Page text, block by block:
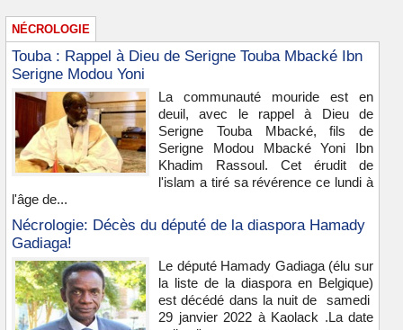
NÉCROLOGIE
Touba : Rappel à Dieu de Serigne Touba Mbacké Ibn
Serigne Modou Yoni
La communauté mouride est en
deuil, avec le rappel à Dieu de
Serigne Touba Mbacké, fils de
Serigne Modou Mbacké Yoni Ibn
Khadim Rassoul. Cet érudit de
l'islam a tiré sa révérence ce lundi à
l'âge de...
Nécrologie: Décès du député de la diaspora Hamady
Gadiaga!
Le député Hamady Gadiaga (élu sur
la liste de la diaspora en Belgique)
est décédé dans la nuit de samedi
29 janvier 2022 à Kaolack .La date